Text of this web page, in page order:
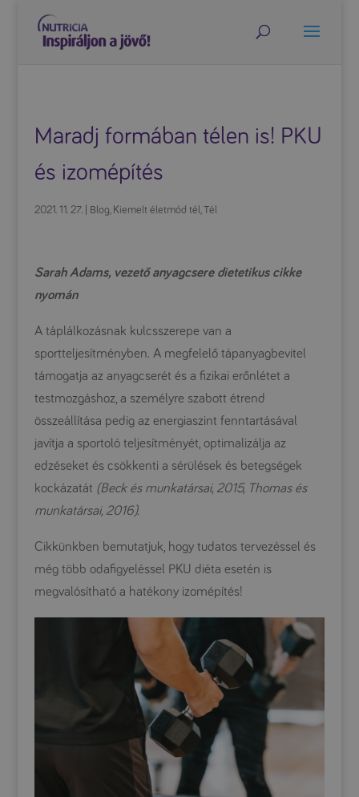
Maradj formában télen is! PKU
és izomépítés
2021. 11. 27.| Blog, Kiemelt életmód tél,Tél
Sarah Adams, vezető anyagcsere dietetikus cikke
nyomán
A táplálkozásnak kulcsszerepe van a
sportteljesítményben. A megfelelő tápanyagbevitel
támogatja az anyagcserét és a fizikai erőnlétet a
testmozgáshoz, a személyre szabott étrend
összeállítása pedig az energiaszint fenntartásával
javítja a sportoló teljesítményét, optimalizálja az
edzéseket és csökkenti a sérülések és betegségek
kockázatát (Beck és munkatársai, 2015, Thomas és
munkatársai, 2016).
Cikkünkben bemutatjuk, hogy tudatos tervezéssel és
még több odafigyeléssel PKU diéta esetén is
megvalósítható a hatékony izomépítés!